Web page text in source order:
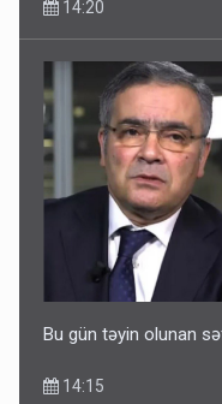
14:20
Bu gün təyin olunan
14:15